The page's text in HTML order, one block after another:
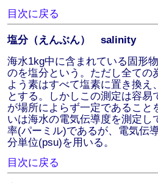
目次に戻る
塩分（えんぶん） salinity
海水1kg中に含まれている固形
のを塩分という。ただし全ての
よう素はすべて塩素に置き換
とする。しかしこの測定は容
が場所によらず一定であるこ
いは海水の電気伝導度を測定
率(パーミル)であるが、電気伝
分単位(psu)を用いる。
目次に戻る